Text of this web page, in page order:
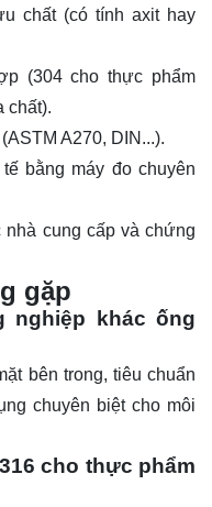
chất (có tính axit hay
(304 cho thực phẩm
chất).
A270, DIN...).
bằng máy đo chuyên
cung cấp và chứng
gặp
nghiệp khác ống
bên trong, tiêu chuẩn
chuyên biệt cho môi
cho thực phẩm